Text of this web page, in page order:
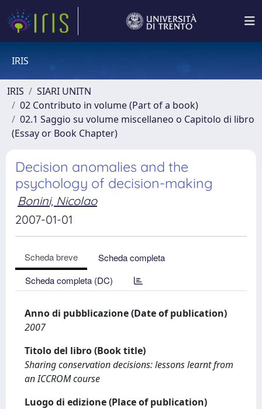
IRIS
IRIS
SIARI UNITN
02 Contributo in volume (Part of a book)
02.1 Saggio su volume miscellaneo o Capitolo di libro
(Essay or Book Chapter)
Decision anomalies and the
psychology of decision-making
Bonini, Nicolao
2007-01-01
Scheda breve
Scheda completa
Scheda completa (DC)
Anno di pubblicazione (Date of publication)
2007
Titolo del libro (Book title)
Sharing conservation decisions: lessons learnt from
an ICCROM course
Luogo di edizione (Place of publication)